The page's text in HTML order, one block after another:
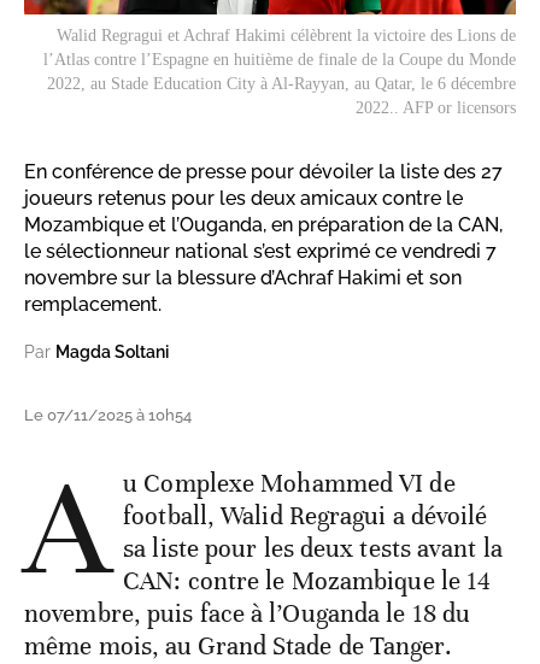
Walid Regragui et Achraf Hakimi célèbrent la victoire des Lions de
l’Atlas contre l’Espagne en huitième de finale de la Coupe du Monde
2022, au Stade Education City à Al-Rayyan, au Qatar, le 6 décembre
2022.. AFP or licensors
En conférence de presse pour dévoiler la liste des 27
joueurs retenus pour les deux amicaux contre le
Mozambique et l’Ouganda, en préparation de la CAN,
le sélectionneur national s’est exprimé ce vendredi 7
novembre sur la blessure d’Achraf Hakimi et son
remplacement.
Par Magda Soltani
Le 07/11/2025 à 10h54
A u Complexe Mohammed VI de
football, Walid Regragui a dévoilé
sa liste pour les deux tests avant la
CAN: contre le Mozambique le 14
novembre, puis face à l’Ouganda le 18 du
même mois, au Grand Stade de Tanger.